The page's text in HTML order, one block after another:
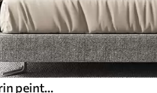
Papiers peints Paysage marin peint à la peinture à l'huile